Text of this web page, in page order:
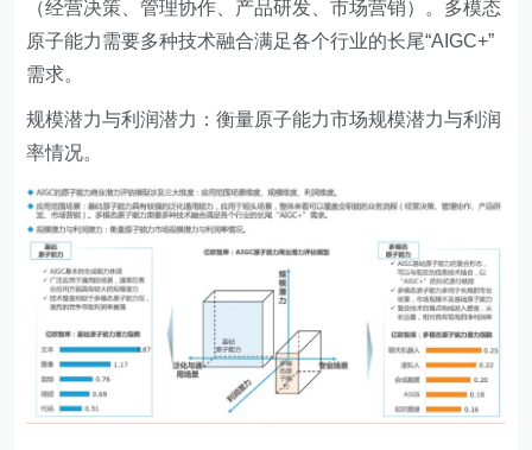
（经营决策、管理协作、产品研发、市场营销）。多模态
原子能力需要多种技术融合满足各个行业的长尾“AIGC+”
需求。
规模潜力与利润潜力：衡量原子能力市场规模潜力与利润
率情况。